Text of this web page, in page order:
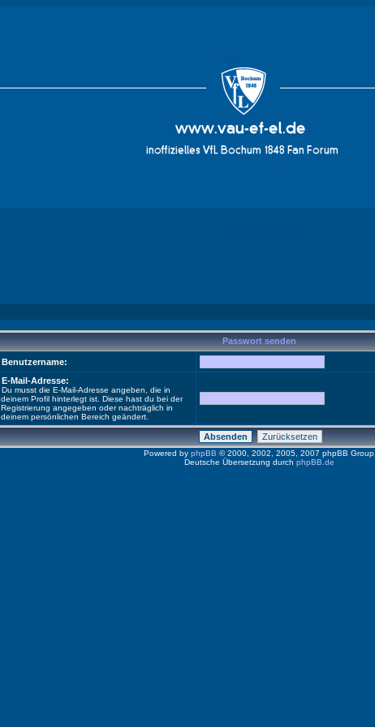
Passwort senden
Benutzername:
E-Mail-Adresse:
Du musst die E-Mail-Adresse angeben, die in
deinem Profil hinterlegt ist. Diese hast du bei der
Registrierung angegeben oder nachträglich in
deinem persönlichen Bereich geändert.
Powered by phpBB © 2000, 2002, 2005, 2007 phpBB Group
Deutsche Übersetzung durch phpBB.de